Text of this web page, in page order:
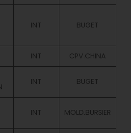
INT BUGET
INT CPV.CHINA
INT BUGET
INT MOLD.BURSIER